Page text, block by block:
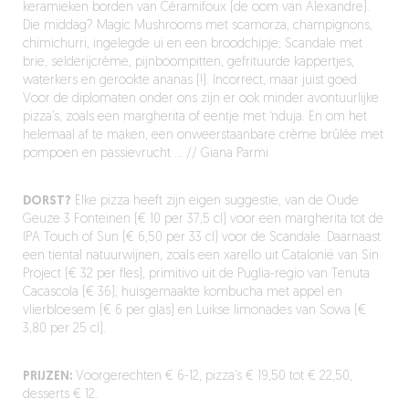
keramieken borden van Céramifoux (de oom van Alexandre) .
Die middag ? Magic Mushroomsmet scamorza, champignons,
chimichurri, ingelegde ui en een broodchipje; Scandale met
brie, selderijcrème, pijnboompitten, gefrituurde kappertjes,
waterkersen gerookte ananas(!). Incorrect, maar juist goed.
Voor de diplomaten onder ons zijn er ook minder avontuurlijke
pizza’s, zoals een margherita of eentje met ‘nduja. En om het
helemaal afte maken, een onweerstaanbare crème brûlée met
pompoen en passievrucht … // Giana Parmi
DORST? Elke pizza heeft zijn eigen suggestie, van de Oude
Geuze 3 Fonteinen (€ 10 per 37,5 cl) voor een margherita tot de
IPA Touch of Sun (€ 6,50 per 33 cl) voor de Scandale. Daarnaast
een tiental natuurwijnen, zoals een xarello uit Catalonië van Sin
Project (€ 32 per fles), primitivo uit de Puglia-regio van Tenuta
Cacascola (€ 36), huisgemaakte kombucha met appel en
vlierbloesem (€ 6 per glas) en Luikse limonades van Sowa (€
3,80 per 25 cl).
PRIJZEN:Voorgerechten € 6-12, pizza’s € 19,50 tot € 22,50,
desserts € 12.